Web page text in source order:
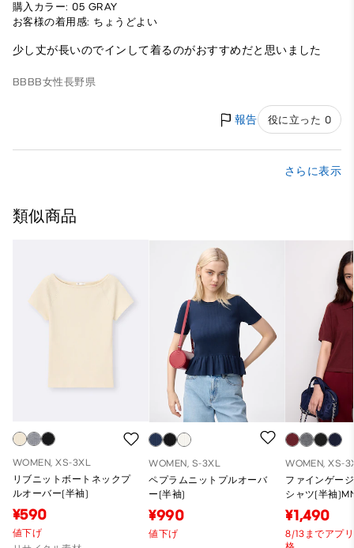
購入カラー: 05 GRAY
お客様の着用感: ちょうどよい
少し丈が長いのでインして着るのがおすすめだと思いました
BBBB女性長野県
報告 役に立った 0
さらに表示
類似商品
WOMEN, XS-3XL
リブニットボートネックプ
ルオーバー(半袖)
¥590
値下げ
WOMEN, S-3XL
ペプラムニットプルオーバ
ー(半袖)
¥990
値下げ
WOMEN, XS-
ファインゲー
シャツ(半袖
¥1,490
8/13までアプ